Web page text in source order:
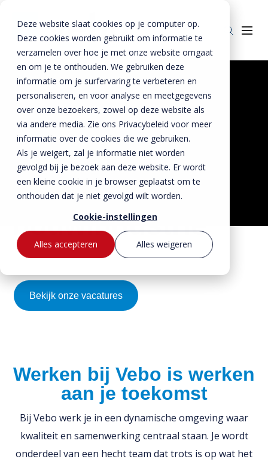
Deze website slaat cookies op je computer op.
Deze cookies worden gebruikt om informatie te
verzamelen over hoe je met onze website omgaat
en om je te onthouden. We gebruiken deze
informatie om je surfervaring te verbeteren en
personaliseren, en voor analyse en meetgegevens
over onze bezoekers, zowel op deze website als
via andere media. Zie ons Privacybeleid voor meer
informatie over de cookies die we gebruiken.
Als je weigert, zal je informatie niet worden
gevolgd bij je bezoek aan deze website. Er wordt
een kleine cookie in je browser geplaatst om te
onthouden dat je niet gevolgd wilt worden.
Cookie-instellingen
Alles accepteren
Alles weigeren
Werken bij Vebo
Producten
Beton
Betonproducten
Lateien
Spekbanden
Gevelbanden
Raamdorpels
Kozijnkaders
Kolommen
Balkons
Galerijplaten
Consoles
Trappen & bordessen
Producten voor kant-en-klaar gevels
Lateien
Spekbanden
Raamdorpels
Vogelstenen
Staal
Staalproducten
Lateien
Geveldragers
Borstweringssteunen
BTE Groep
Onze verhalen
Over ons
Historie
Werken bij Vebo
MVO
Downloads
Certificaten
Verwerkingsadviezen
Prestatieverklaringen
CO2 footprints
Documentatie
Informatie aanvragen
Contact met Vebo
Offerte aanvragen
Contactpersonen
Home» Werkenbijvebo
Werken aan een
duurzame
toekomst in de
prefab
bouwindustrie
Bekijk onze vacatures
Werken bij Vebo is werken
aan je toekomst
Bij Vebo werk je in een dynamische omgeving waar
kwaliteit en samenwerking centraal staan. Je wordt
onderdeel van een hecht team dat trots is op wat het